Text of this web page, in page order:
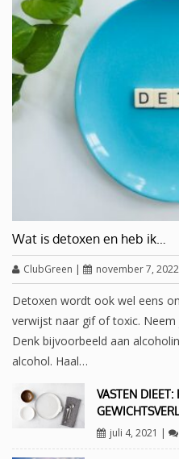
Wat is detoxen en heb ik…
ClubGreen | november 7, 2022
Detoxen wordt ook wel eens
verwijst naar gif of toxic.
Denk bijvoorbeeld aan
alcohol. Haal…
VASTEN DIEET:
juli 4, 2021 |